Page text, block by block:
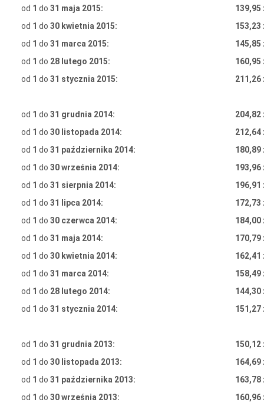
od 1 do 31 maja 2015:
139,95
od 1 do 30 kwietnia 2015:
153,23
od 1 do 31 marca 2015:
145,85
od 1 do 28 lutego 2015:
160,95
od 1 do 31 stycznia 2015: 211,26
od 1 do 31 grudnia 2014:
204,82
od 1 do 30 listopada 2014:
212,64
od 1 do 31 października 2014:
180,89
od 1 do 30 września 2014:
193,96
od 1 do 31 sierpnia 2014:
196,91
od 1 do 31 lipca 2014:
172,73
od 1 do 30 czerwca 2014:
184,00
od 1 do 31 maja 2014:
170,79
od 1 do 30 kwietnia 2014:
162,41
od 1 do 31 marca 2014:
158,49
od 1 do 28 lutego 2014:
144,30
od 1 do 31 stycznia 2014: 151,27
od 1 do 31 grudnia 2013:
150,12
od 1 do 30 listopada 2013:
164,69
od 1 do 31 października 2013:
163,78
od 1 do 30 września 2013:
160,96